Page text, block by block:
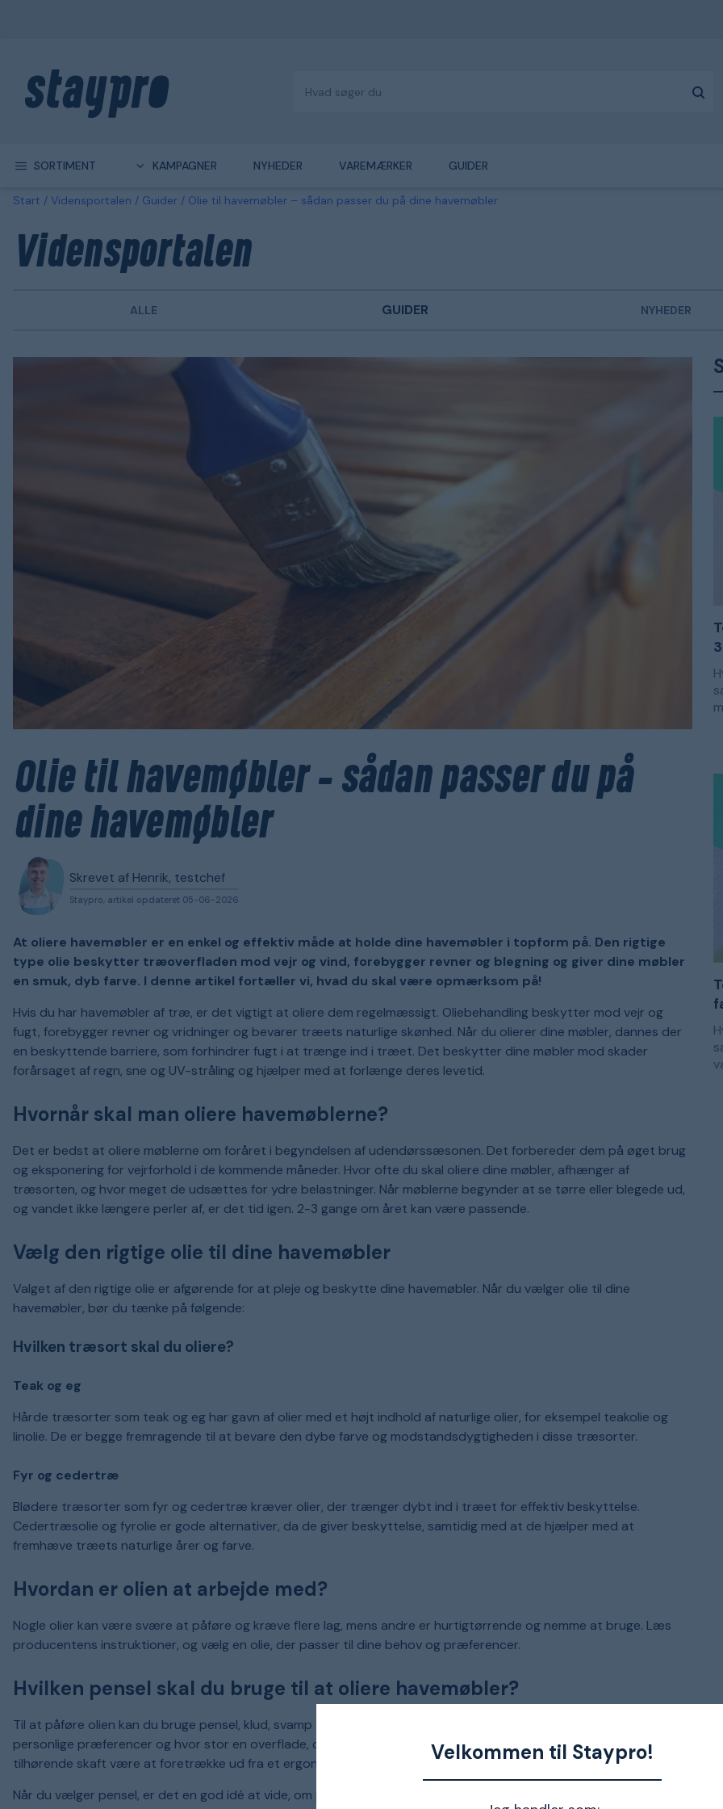
Velkommen til Staypro!
SORTIMENT KAMPAGNER NYHEDER VAREMÆRKER GUIDER
Start Vidensportalen Guider Olie til havemøbler – sådan passer du på dine havemøbler
Vidensportalen
ALLE GUIDER NYHEDER
Olie til havemøbler – sådan passer du på
dine havemøbler
Skrevet af Henrik, testchef
Staypro, artikel opdateret 05-06-2026
At oliere havemøbler er en enkel og effektiv måde at holde dine havemøbler i topform på. Den rigtige
type olie beskytter træoverfladen mod vejr og vind, forebygger revner og blegning og giver dine møbler
en smuk, dyb farve. I denne artikel fortæller vi, hvad du skal være opmærksom på!
Hvis du har havemøbler af træ, er det vigtigt at oliere dem regelmæssigt. Oliebehandling beskytter mod vejr og
fugt, forebygger revner og vridninger og bevarer træets naturlige skønhed. Når du olierer dine møbler, dannes der
en beskyttende barriere, som forhindrer fugt i at trænge ind i træet. Det beskytter dine møbler mod skader
forårsaget af regn, sne og UV-stråling og hjælper med at forlænge deres levetid.
Hvornår skal man oliere havemøblerne?
Det er bedst at oliere møblerne om foråret i begyndelsen af udendørssæsonen. Det forbereder dem på øget brug
og eksponering for vejrforhold i de kommende måneder. Hvor ofte du skal oliere dine møbler, afhænger af
træsorten, og hvor meget de udsættes for ydre belastninger. Når møblerne begynder at se tørre eller blegede ud,
og vandet ikke længere perler af, er det tid igen. 2-3 gange om året kan være passende.
Vælg den rigtige olie til dine havemøbler
Valget af den rigtige olie er afgørende for at pleje og beskytte dine havemøbler. Når du vælger olie til dine
havemøbler, bør du tænke på følgende:
Hvilken træsort skal du oliere?
Teak og eg
Hårde træsorter som teak og eg har gavn af olier med et højt indhold af naturlige olier, for eksempel teakolie og
linolie. De er begge fremragende til at bevare den dybe farve og modstandsdygtigheden i disse træsorter.
Fyr og cedertræ
Blødere træsorter som fyr og cedertræ kræver olier, der trænger dybt ind i træet for effektiv beskyttelse.
Cedertræsolie og fyrolie er gode alternativer, da de giver beskyttelse, samtidig med at de hjælper med at
fremhæve træets naturlige årer og farve.
Hvordan er olien at arbejde med?
Nogle olier kan være svære at påføre og kræve flere lag, mens andre er hurtigtørrende og nemme at bruge. Læs
producentens instruktioner, og vælg en olie, der passer til dine behov og præferencer.
Hvilken pensel skal du bruge til at oliere havemøbler?
Til at påføre olien kan du bruge pensel, klud, svamp eller påføringspad. Hvad du vælger, er et spørgsmål om
personlige præferencer og hvor stor en overflade, du skal oliere. Til større overflader kan en påføringspad med
tilhørende skaft være at foretrække ud fra et ergonomisk perspektiv.
Når du vælger pensel, er det en god idé at vide, om produktet, du skal påføre, er oliebaseret eller vandbaseret.